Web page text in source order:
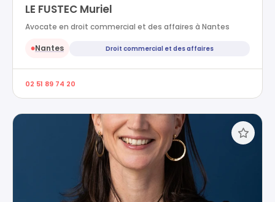
LE FUSTEC Muriel
Avocate en droit commercial et des affaires à Nantes
●Nantes Droit commercial et des affaires
02 51 89 74 20